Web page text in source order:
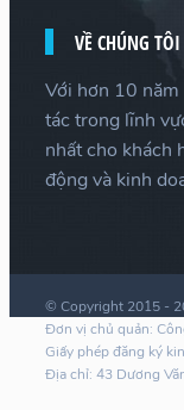
VỀ CHÚNG TÔI
Với hơn 10
tác trong lĩnh
nhất cho khách
động và kinh
© Copyright 2015 -
Đơn vị chủ quản:
Giấy phép đăng ký
Địa chỉ: 43 Dương